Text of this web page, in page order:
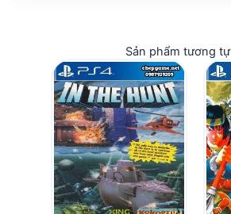
Sản phẩm tương tự